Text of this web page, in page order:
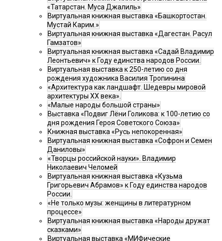
«Татарстан. Муса Джалиль»
Виртуальная книжная выставка «Башкортостан.
Мустай Карим.»
Виртуальная книжная выставка «Дагестан. Расул
Гамзатов»
Виртуальная книжная выставка «Садай Владимир
Леонтьевич» к Году единства народов России.
Виртуальная выставка к 250-летию со дня
рождения художника Василия Тропинина
«Архитектура как ландшафт. Шедевры мировой
архитектуры XX века».
«Малые народы большой страны»
Выставка «Подвиг Лёни Голикова: к 100-летию со
дня рождения Героя Советского Союза»
Книжная выставка «Русь непокоренная»
Виртуальная книжная выставка «Софрон и Семен
Даниловы»
«Творцы российской науки». Владимир
Николаевич Челомей
Виртуальная книжная выставка «Кузьма
Григорьевич Абрамов» к Году единства народов
России.
«Не только музы: женщины в литературном
процессе»
Виртуальная книжная выставка «Народы дружат
сказками»
Виртуальная выставка «МИФические